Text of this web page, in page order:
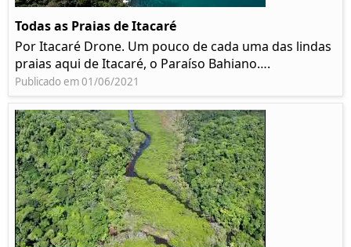
Todas as Praias de Itacaré
Por Itacaré Drone. Um pouco de cada uma das lindas
praias aqui de Itacaré, o Paraíso Bahiano….
Publicado em 01/06/2021